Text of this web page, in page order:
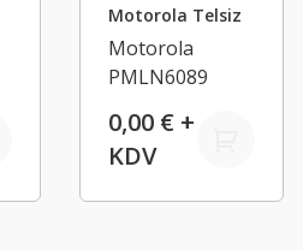
Motorola Telsiz
Motorola
PMLN6089
Hizmet Tipi
Kulaklık
0,00 € +
KDV